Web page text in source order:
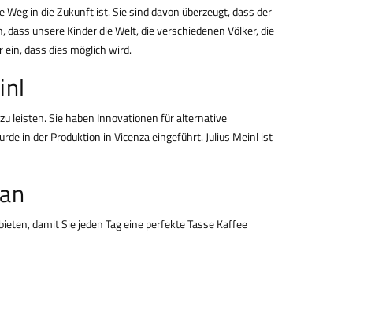
in die Zukunft ist. Sie sind davon überzeugt, dass der
unsere Kinder die Welt, die verschiedenen Völker, die
dass dies möglich wird.
leisten. Sie haben Innovationen für alternative
in der Produktion in Vicenza eingeführt. Julius Meinl ist
damit Sie jeden Tag eine perfekte Tasse Kaffee